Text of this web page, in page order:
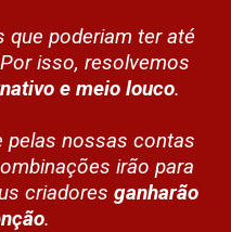
que poderiam ter até
isso, resolvemos
e meio louco.
pelas nossas contas
irão para
criadores ganharão
.